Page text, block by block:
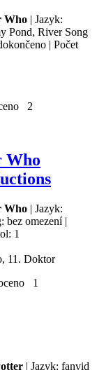
Who | Jazyk:
Pond, River Song
| Počet
2
Who
Who | Jazyk:
bez omezení |
1
11. Doktor
1
| Jazyk: fanvid